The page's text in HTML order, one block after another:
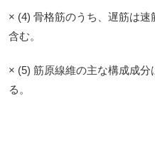
× (4) 骨格筋のうち、遅筋は速
含む。
× (5) 筋原線維の主な構成成
る。